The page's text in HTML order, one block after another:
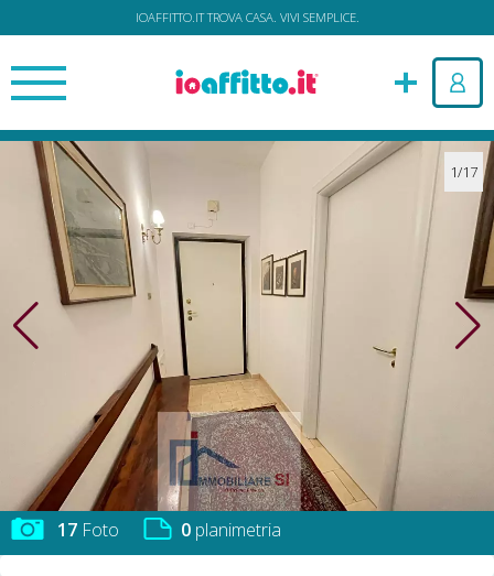
IOAFFITTO.IT TROVA CASA. VIVI SEMPLICE.
1/17
17 Foto 0 planimetria